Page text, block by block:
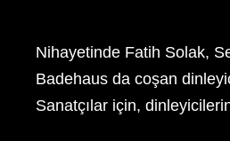
Nihayetinde Fatih Solak,
Badehaus da coşan
Sanatçılar için,